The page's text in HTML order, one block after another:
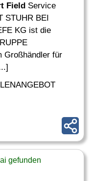
Field Service
STUHR BEI
KG ist die
Großhändler für
gefunden